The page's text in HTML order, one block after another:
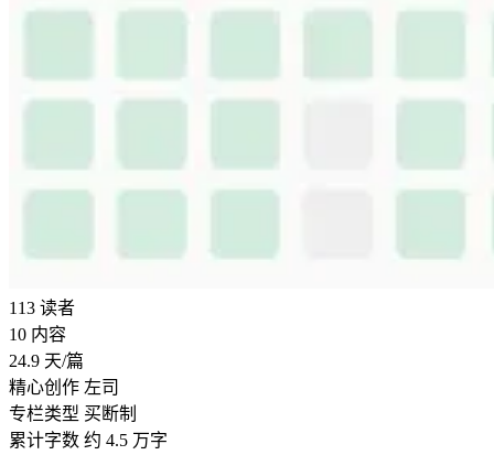
113 读者
10 内容
24.9 天/篇
精心创作 左司
专栏类型 买断制
累计字数 约 4.5 万字